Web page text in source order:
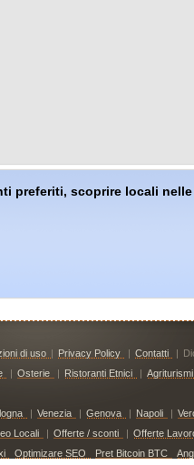
preferiti, scoprire locali
di uso | Privacy Policy | Contatti |
| Osterie | Ristoranti Etnici | Agriturismi
| Venezia | Genova | Napoli |
Locali | Offerte / sconti | Offerte
Optimizare SEO Pret Bitcoin BTC